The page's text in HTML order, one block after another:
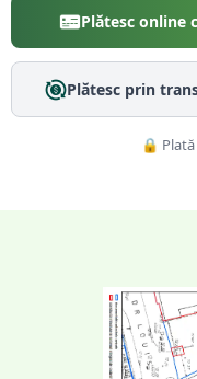
Plătesc online
Plătesc prin
🔒